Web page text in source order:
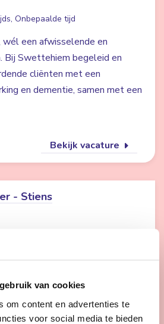
van cookies
om content en advertenties te
voor social media te bieden
Onbepaalde tijd
wél een afwisselende en
Bij Swettehiem begeleid en
cliënten met een
en dementie, samen met een
Bekijk vacature
- Stiens
Onbepaalde tijd
dagelijkse praktijk?